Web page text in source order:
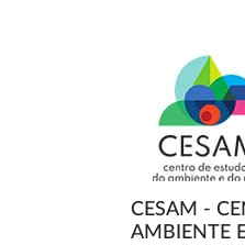
CESAM -
AMBIENTE